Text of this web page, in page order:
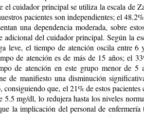
el cuidador principal se utiliza la escala de
pacientes son independientes; el
una dependencia moderada, sobre
adicional del cuidador principal. Según la
leve, el tiempo de atención oscila entre
de atención es de más de 15 años; el
de atención en este grupo menor de 5
de manifiesto una disminución
consiguiendo que, el 21% de estos
5.5 mg/dl, lo redujera hasta los niveles
la implicación del personal de